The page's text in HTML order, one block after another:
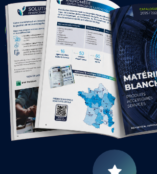
CONTACTER UNE AGENCE
LOCALE
16 Agences